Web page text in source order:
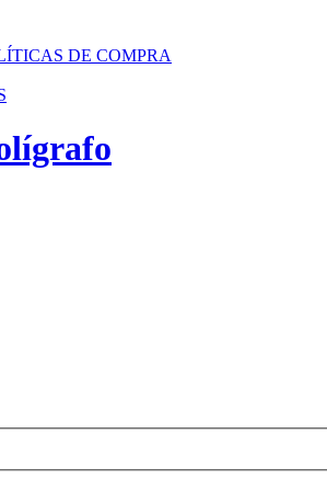
DE COMPRA